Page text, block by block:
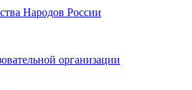
организации